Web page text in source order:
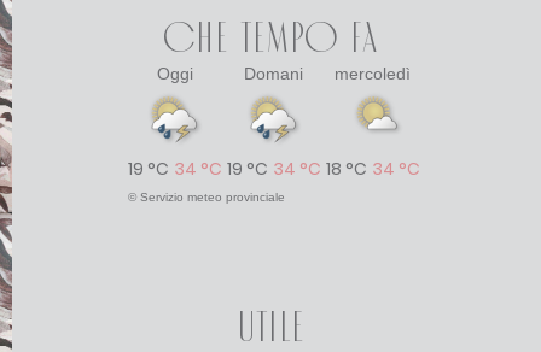
Che tempo fa
Oggi Domani mercoledì
© Servizio meteo provinciale
19 °C 34 °C 19 °C 34 °C 18 °C 34 °C
Utile